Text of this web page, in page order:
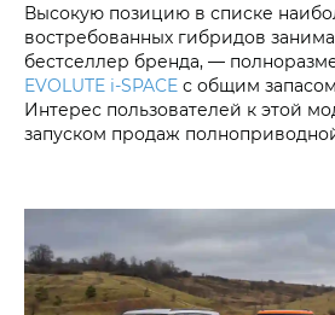
Высокую позицию в списке
востребованных гибридов
бестселлер бренда, —
EVOLUTE i‑SPACE с общим
Интерес пользователей к этой
запуском продаж